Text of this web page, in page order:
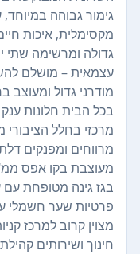
גימור גבוהה
מקסימלית, איכות
גדולה ומרשימה שתי
עצמאית – מושלם
מודרני גדול
בכל הבית חלונות ענק
מרכזי בחלל הציבורי
מרווחים ומפנקים
מעוצבת בקו אפס
בגז גינה מטופחת עם
פרטיות שער חשמלי
מצוין קרוב למרכז
חינוך ושירותים